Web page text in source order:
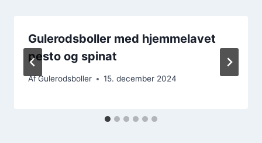
Gulerodsboller med hjemmelavet
pesto og spinat
AfGulerodsboller 15. december 2024